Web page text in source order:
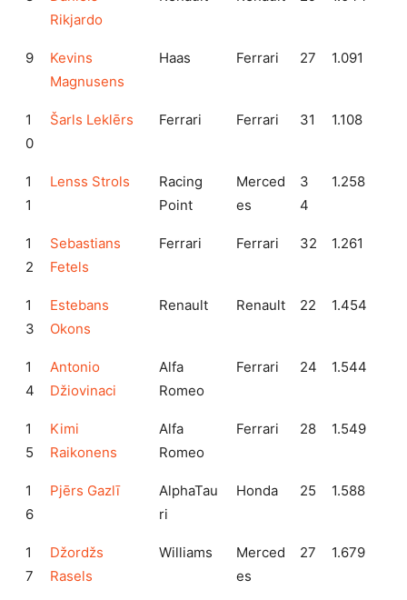
Rikjardo
9
Kevins
Magnusens
Haas Ferrari 27 1.091
1
0
Šarls Leklērs Ferrari Ferrari 31 1.108
1
1
Lenss Strols
Racing
Point
Merced
es
3
4
1.258
1
2
Sebastians
Fetels
Ferrari Ferrari 32 1.261
1
3
Estebans
Okons
Renault Renault 22 1.454
1
4
Antonio
Džiovinaci
Alfa
Romeo
Ferrari 24 1.544
1
5
Kimi
Raikonens
Alfa
Romeo
Ferrari 28 1.549
1
6
Pjērs Gazlī
AlphaTau
ri
Honda 25 1.588
1
7
Džordžs
Rasels
Williams
Merced
es
27 1.679